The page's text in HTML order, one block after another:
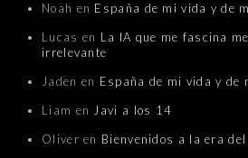
Noah en España de mi vida y de
Lucas en La IA que me fascina
irrelevante
Jaden en España de mi vida y de
Liam en Javi a los 14
Oliver en Bienvenidos a la era